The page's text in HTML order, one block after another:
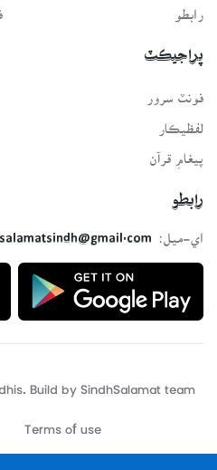
رابطو
پراجيڪٽ
فونٽ سرور
لفظيڪار
پيغامِ قرآن
رابطو
اي-ميل:
salamatsindh@gmail.com
Build by SindhSalamat
Terms of use